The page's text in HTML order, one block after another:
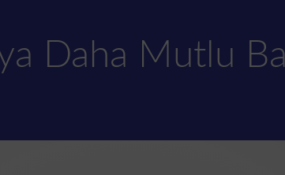
Daha Mutlu